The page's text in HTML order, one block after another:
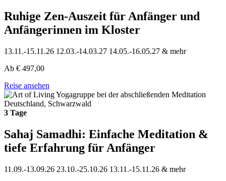
Ruhige Zen-Auszeit für Anfänger und
Anfängerinnen im Kloster
13.11.-15.11.26 12.03.-14.03.27 14.05.-16.05.27 & mehr
Ab € 497,00
Reise ansehen
Deutschland, Schwarzwald
3 Tage
Sahaj Samadhi: Einfache Meditation &
tiefe Erfahrung für Anfänger
11.09.-13.09.26 23.10.-25.10.26 13.11.-15.11.26 & mehr